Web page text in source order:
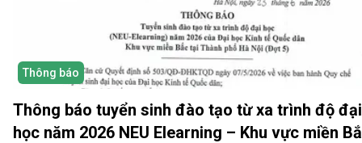
Thông báo
Thông báo tuyển sinh đào tạo từ xa trình độ đại
học năm 2026 NEU Elearning – Khu vực miền